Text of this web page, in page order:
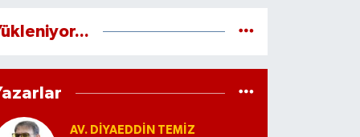
AV. DIYAEDDIN TEMIZ